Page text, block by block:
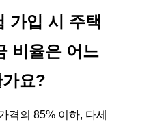
가입 시 주택
비율은 어느
요?
격의 85% 이하, 다세